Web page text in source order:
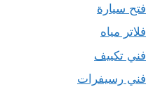
فتح سيارة
فلاتر مياه
فني تكييف
فني رسيفرات